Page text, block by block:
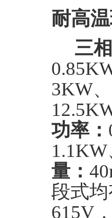
耐高
三相
3KW
功率：
量：
段式
615V